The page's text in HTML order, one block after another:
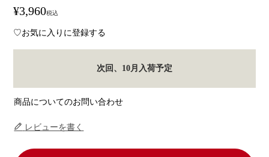
¥3,960税込
お気に入りに登録する
次回、10月入荷予定
商品についてのお問い合わせ
レビューを書く